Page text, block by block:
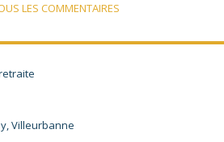
LES COMMENTAIRES
Villeurbanne